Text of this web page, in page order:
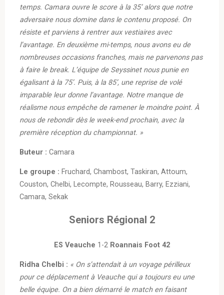
temps. Camara ouvre le score à la 35’ alors que notre
adversaire nous domine dans le contenu proposé. On
résiste et parviens à rentrer aux vestiaires avec
l’avantage. En deuxième mi-temps, nous avons eu de
nombreuses occasions franches, mais ne parvenons pas
à faire le break. L’équipe de Seyssinet nous punie en
égalisant à la 75’. Puis, à la 85’, une reprise de volé
imparable leur donne l’avantage. Notre manque de
réalisme nous empêche de ramener le moindre point. À
nous de rebondir dès le week-end prochain, avec la
première réception du championnat. »
Buteur : Camara
Le groupe : Fruchard, Chambost, Taskiran, Attoum,
Couston, Chelbi, Lecompte, Rousseau, Barry, Ezziani,
Camara, Sekak
Seniors Régional 2
ES Veauche 1-2 Roannais Foot 42
Ridha Chelbi : « On s’attendait à un voyage périlleux
pour ce déplacement à Veauche qui a toujours eu une
belle équipe. On a bien démarré le match en faisant